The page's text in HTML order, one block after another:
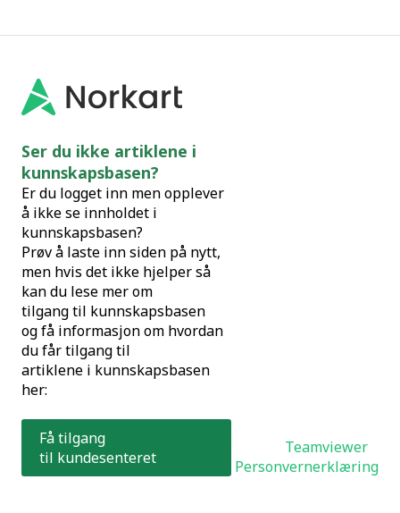
Ser du ikke artiklene i
kunnskapsbasen?
Er du logget inn men opplever
å ikke se innholdet i
kunnskapsbasen?
Prøv å laste inn siden på nytt,
men hvis det ikke hjelper så
kan du lese mer om
tilgang til kunnskapsbasen
og få informasjon om hvordan
du får tilgang til
artiklene i kunnskapsbasen
her:
Få tilgang
til kundesenteret
Teamviewer
Personvernerklæring